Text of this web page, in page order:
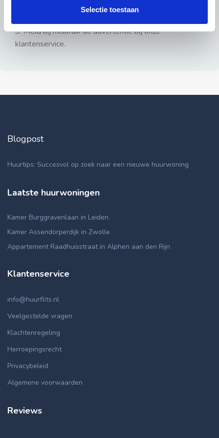
Selectie toestaan
3: Meld bij misbruik de advertentie bij onze
klantenservice.
Blogpost
Huurtips: Succesvol op zoek naar een nieuwe huurwoning
Laatste huurwoningen
Kamer Burggravenlaan in Leiden
Kamer Assendorperdijk in Zwolle
Appartement Raadhuisstraat in Alphen aan den Rijn
Klantenservice
info@huurflits.nl
Veelgestelde vragen
Klachtenregeling
Herroepingsrecht
Privacybeleid
Algemene voorwaarden
Reviews